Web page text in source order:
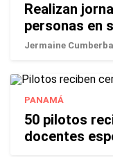
Realizan
personas en
Jermaine
PANAMÁ
50 pilotos
docentes